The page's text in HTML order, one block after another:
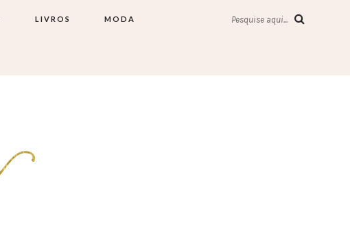
LIVROS MODA Pesquise aqui...